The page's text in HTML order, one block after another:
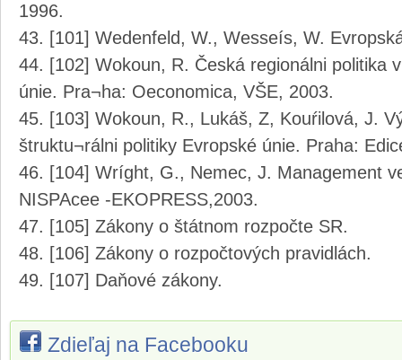
1996.
[101] Wedenfeld, W., Wesseís, W.
[102] Wokoun, R. Česká regionálni politika
únie. Pra¬ha: Oeconomica, VŠE, 2003.
[103] Wokoun, R., Lukáš, Z, Kouŕilová, J.
štruktu¬rálni politiky Evropské únie. Praha:
[104] Wríght, G., Nemec, J. Management
NISPAcee -EKOPRESS,2003.
[105] Zákony o štátnom rozpočte SR.
[106] Zákony o rozpočtových pravidlách.
[107] Daňové zákony.
Zdieľaj na Facebooku